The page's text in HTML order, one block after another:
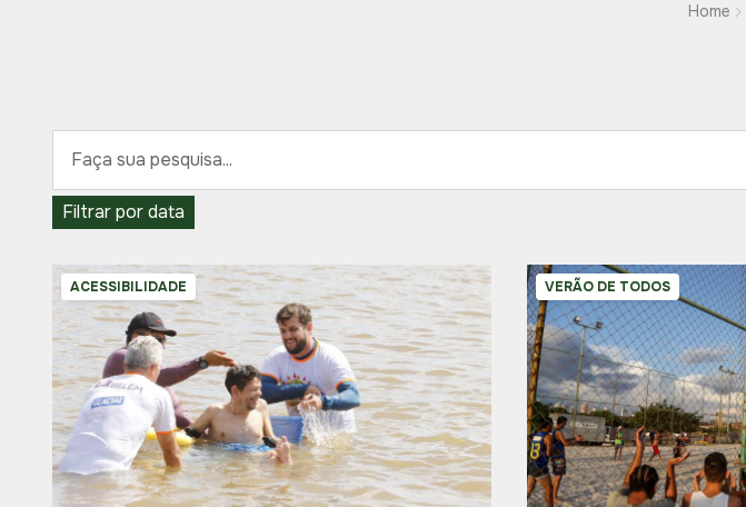
Home
Filtrar por data
ACESSIBILIDADE VERÃO DE TODOS